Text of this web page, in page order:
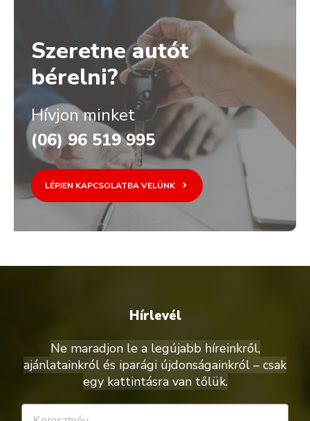
Szeretne autót
bérelni?
Hívjon minket
(06) 96 519 995
LÉPJEN KAPCSOLATBA VELÜNK
Hírlevél
Ne maradjon le a legújabb híreinkről,
ajánlatainkról és iparági újdonságainkról – csak
egy kattintásra van tőlük.